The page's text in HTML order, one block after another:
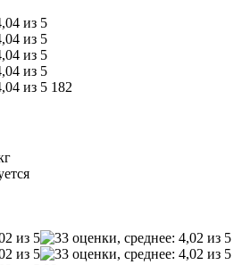
182